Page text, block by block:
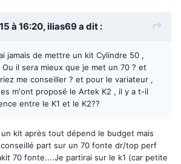
à 16:20, ilias69a dit :
jamais de mettre un kit Cylindre 50 ,
il sera mieux que je met un 70 ? et
me conseiller ? et pour le variateur ,
m'ont proposé le Artek K2 , il y a t-il
entre le K1 et le K2??
kit après tout dépend le budget mais
part sur un 70 fonte dr/top perf
70 fonte....Je partirai sur le k1 (car petite